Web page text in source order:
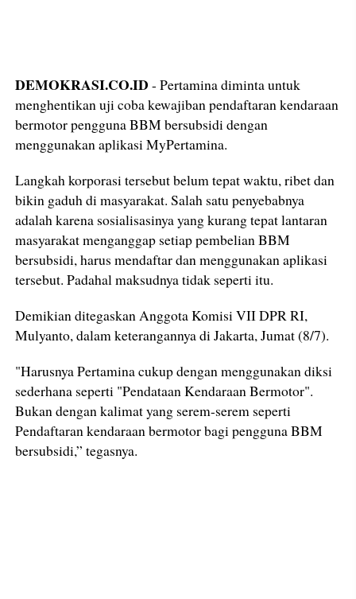
DEMOKRASI.CO.ID - Pertamina diminta untuk
menghentikan uji coba kewajiban pendaftaran kendaraan
bermotor pengguna BBM bersubsidi dengan
menggunakan aplikasi MyPertamina.
Langkah korporasi tersebut belum tepat waktu, ribet dan
bikin gaduh di masyarakat. Salah satu penyebabnya
adalah karena sosialisasinya yang kurang tepat lantaran
masyarakat menganggap setiap pembelian BBM
bersubsidi, harus mendaftar dan menggunakan aplikasi
tersebut. Padahal maksudnya tidak seperti itu.
Demikian ditegaskan Anggota Komisi VII DPR RI,
Mulyanto, dalam keterangannya di Jakarta, Jumat (8/7).
"Harusnya Pertamina cukup dengan menggunakan diksi
sederhana seperti "Pendataan Kendaraan Bermotor".
Bukan dengan kalimat yang serem-serem seperti
Pendaftaran kendaraan bermotor bagi pengguna BBM
bersubsidi,” tegasnya.